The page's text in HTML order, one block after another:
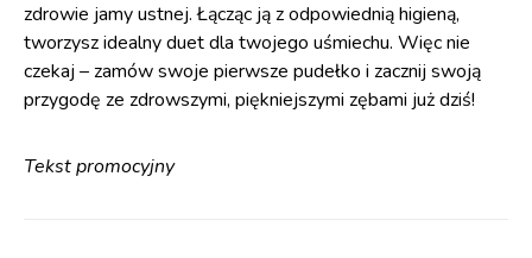
zdrowie jamy ustnej. Łącząc ją z odpowiednią higieną,
tworzysz idealny duet dla twojego uśmiechu. Więc nie
czekaj – zamów swoje pierwsze pudełko i zacznij swoją
przygodę ze zdrowszymi, piękniejszymi zębami już dziś!
Tekst promocyjny